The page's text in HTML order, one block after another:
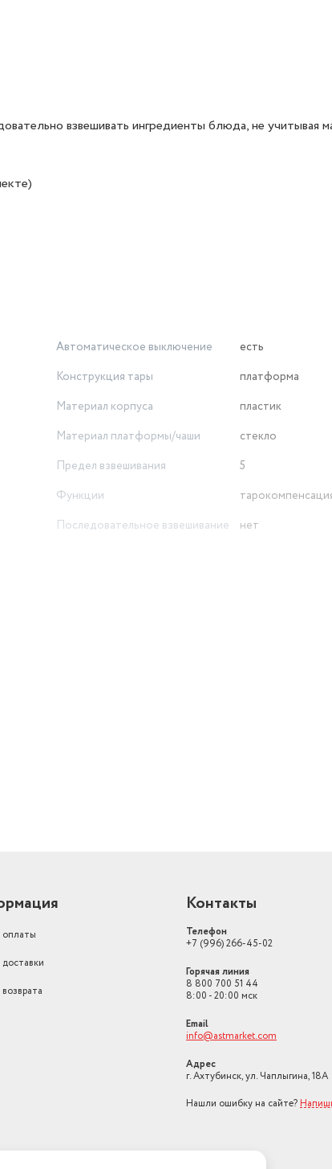
взвешивать ингредиенты блюда, не учитывая
Автоматическое выключение
есть
Конструкция тары
платформа
Материал корпуса
пластик
Материал платформы/чаши
стекло
Предел взвешивания
5
Функции
Последовательное взвешивание
нет
оплаты
Контакты
Телефон
+7 (996) 266-45-02
Горячая линия
8 800 700 51 44
8:00 - 20:00 мск
Email
info@astmarket.com
Адрес
г. Ахтубинск, ул. Чаплыгина, 18А
Нашли ошибку на сайте?